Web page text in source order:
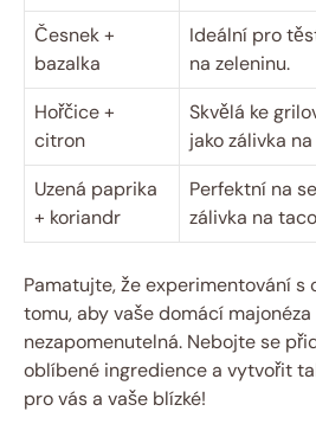
Česnek +
bazalka
Ideální pro
na zeleninu.
Hořčice +
citron
Skvělá ke
jako zálivka
Uzená paprika
+ koriandr
Perfektní na
zálivka na
Pamatujte, že experimentování s
tomu, aby vaše domácí
nezapomenutelná. Nebojte se
oblíbené ingredience a vytvořit
pro vás a vaše blízké!